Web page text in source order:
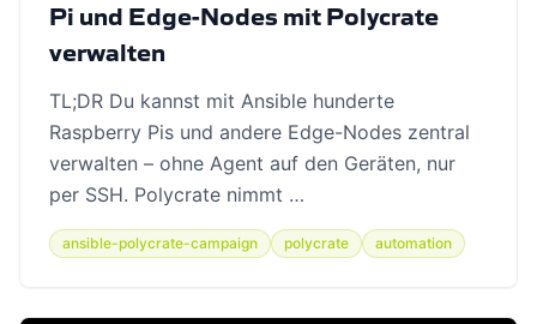
Pi und Edge-Nodes mit Polycrate
verwalten
TL;DR Du kannst mit Ansible hunderte
Raspberry Pis und andere Edge-Nodes zentral
verwalten – ohne Agent auf den Geräten, nur
per SSH. Polycrate nimmt …
ansible-polycrate-campaign polycrate automation